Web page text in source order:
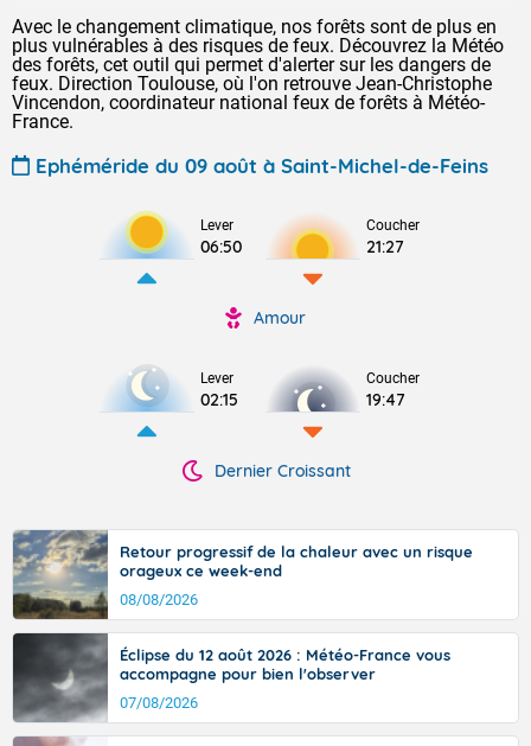
Avec le changement climatique, nos forêts sont de plus en
plus vulnérables à des risques de feux. Découvrez la Météo
des forêts, cet outil qui permet d'alerter sur les dangers de
feux. Direction Toulouse, où l'on retrouve Jean-Christophe
Vincendon, coordinateur national feux de forêts à Météo-
France.
Ephéméride du 09 août à Saint-Michel-de-Feins
Lever
06:50
Coucher
21:27
Amour
Lever
02:15
Coucher
19:47
Dernier Croissant
Retour progressif de la chaleur avec un risque
orageux ce week-end
08/08/2026
Éclipse du 12 août 2026 : Météo-France vous
accompagne pour bien l'observer
07/08/2026